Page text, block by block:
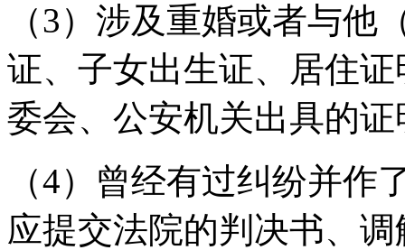
（3）涉及重婚或者与
证、子女出生证、居住
委会、公安机关出具的证
（4）曾经有过纠纷并
应提交法院的判决书、